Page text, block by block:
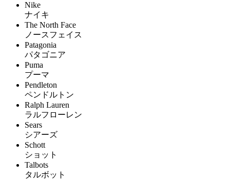
Nike
ナイキ
The North Face
ノースフェイス
Patagonia
パタゴニア
Puma
プーマ
Pendleton
ペンドルトン
Ralph Lauren
ラルフローレン
Sears
シアーズ
Schott
ショット
Talbots
タルボット